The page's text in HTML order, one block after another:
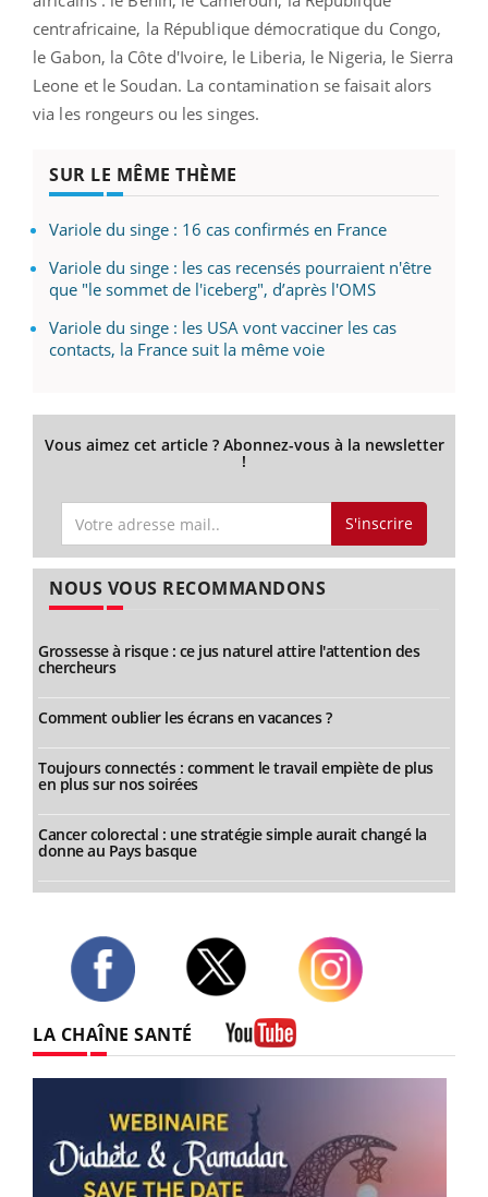
centrafricaine, la République démocratique du Congo,
le Gabon, la Côte d'Ivoire, le Liberia, le Nigeria, le Sierra
Leone et le Soudan. La contamination se faisait alors
via les rongeurs ou les singes.
SUR LE MÊME THÈME
Variole du singe : 16 cas confirmés en France
Variole du singe : les cas recensés pourraient n'être
que "le sommet de l'iceberg", d’après l'OMS
Variole du singe : les USA vont vacciner les cas
contacts, la France suit la même voie
Vous aimez cet article ? Abonnez-vous à la newsletter
!
S'inscrire
NOUS VOUS RECOMMANDONS
Grossesse à risque : ce jus naturel attire l'attention des
chercheurs
Comment oublier les écrans en vacances ?
Toujours connectés : comment le travail empiète de plus
en plus sur nos soirées
Cancer colorectal : une stratégie simple aurait changé la
donne au Pays basque